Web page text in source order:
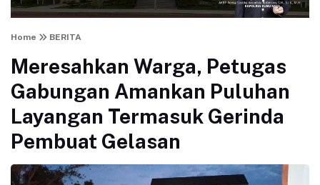
Home BERITA
Meresahkan Warga, Petugas
Gabungan Amankan Puluhan
Layangan Termasuk Gerinda
Pembuat Gelasan